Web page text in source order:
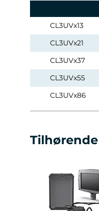
CL3UVx13
CL3UVx21
CL3UVx37
CL3UVx55
CL3UVx86